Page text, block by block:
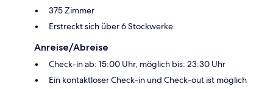
375 Zimmer
Erstreckt sich über 6 Stockwerke
Anreise/Abreise
Check-in ab: 15:00 Uhr, möglich bis: 23:30 Uhr
Ein kontaktloser Check-in und Check-out ist möglich